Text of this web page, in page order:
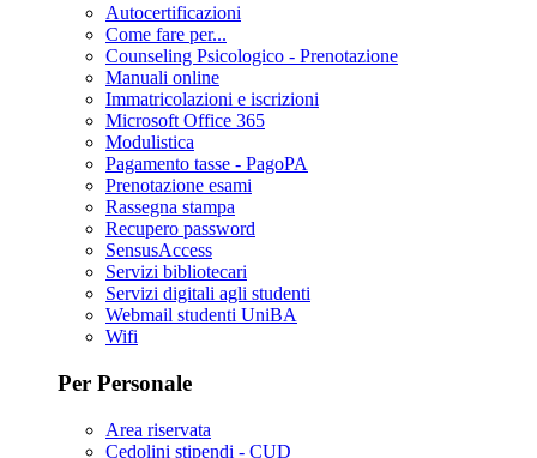
Autocertificazioni
Come fare per...
Counseling Psicologico - Prenotazione
Manuali online
Immatricolazioni e iscrizioni
Microsoft Office 365
Modulistica
Pagamento tasse - PagoPA
Prenotazione esami
Rassegna stampa
Recupero password
SensusAccess
Servizi bibliotecari
Servizi digitali agli studenti
Webmail studenti UniBA
Wifi
Per Personale
Area riservata
Cedolini stipendi - CUD